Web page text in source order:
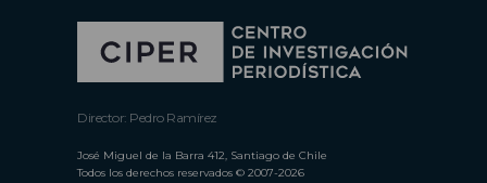
Director: Pedro Ramírez
José Miguel de la Barra 412, Santiago de Chile
Todos los derechos reservados © 2007-2026